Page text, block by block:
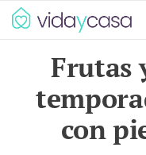
Frutas
con